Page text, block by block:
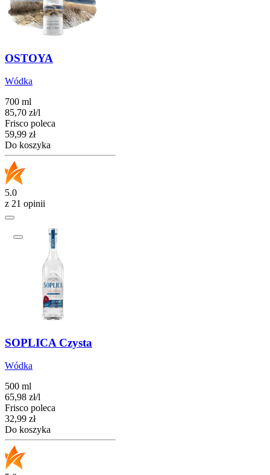
OSTOYA
Wódka
700 ml
85,70 zł/l
Frisco poleca
Cena
59,99 zł
Do koszyka
5.0
z 21 opinii
SOPLICA Czysta
Wódka
500 ml
65,98 zł/l
Frisco poleca
Cena
32,99 zł
Do koszyka